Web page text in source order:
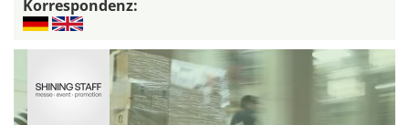
Korrespondenz: